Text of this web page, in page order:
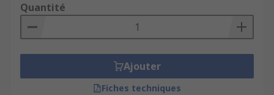
Quantité
Ajouter
Fiches techniques